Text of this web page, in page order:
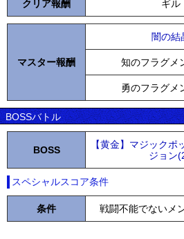
クリア報酬 ギル
マスター報酬
闇の結
知のフラグ
勇のフラグ
BOSSバトル
BOSS
【黄金】マジック
ジョン
スペシャルスコア条件
条件 戦闘不能でないメ